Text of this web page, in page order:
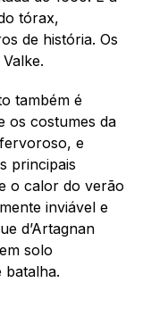
tórax,
de história. Os
também é
os costumes da
e
principais
o calor do verão
inviável e
d’Artagnan
solo
batalha.